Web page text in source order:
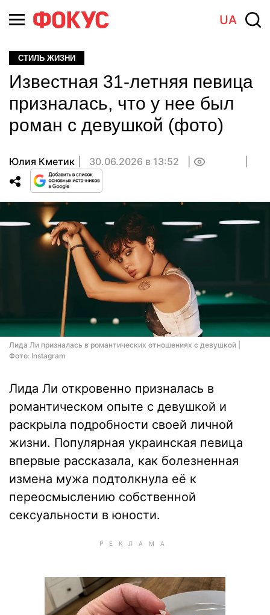
UA
СТИЛЬ ЖИЗНИ
Известная 31-летняя певица
призналась, что у нее был
роман с девушкой (фото)
Юлия Кметик 30.06.2026 в 13:52
Лида Ли призналась в романтических отношениях с девушкой |
Фото: Instagram
Лида Ли откровенно призналась в
романтическом опыте с девушкой и
раскрыла подробности своей личной
жизни. Популярная украинская певица
впервые рассказала, как болезненная
измена мужа подтолкнула её к
переосмыслению собственной
сексуальности в юности.